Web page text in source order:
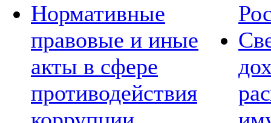
Нормативные
правовые и иные
акты в сфере
противодействия